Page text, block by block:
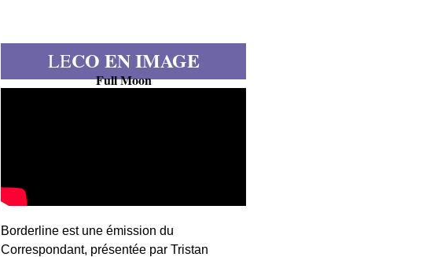
LECO EN IMAGE
Full Moon
Borderline est une émission du
Correspondant, présentée par Tristan